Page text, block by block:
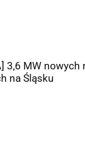
3,6 MW nowych
na Śląsku